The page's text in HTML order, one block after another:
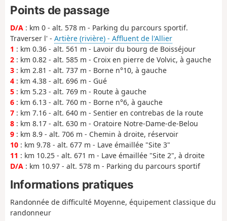
Points de passage
D/A : km 0 - alt. 578 m - Parking du parcours sportif.
Traverser l' - Artière (rivière) - Affluent de l'Allier
1 : km 0.36 - alt. 561 m - Lavoir du bourg de Boisséjour
2 : km 0.82 - alt. 585 m - Croix en pierre de Volvic, à gauche
3 : km 2.81 - alt. 737 m - Borne n°10, à gauche
4 : km 4.38 - alt. 696 m - Gué
5 : km 5.23 - alt. 769 m - Route à gauche
6 : km 6.13 - alt. 760 m - Borne n°6, à gauche
7 : km 7.16 - alt. 640 m - Sentier en contrebas de la route
8 : km 8.17 - alt. 630 m - Oratoire Notre-Dame-de-Belou
9 : km 8.9 - alt. 706 m - Chemin à droite, réservoir
10 : km 9.78 - alt. 677 m - Lave émaillée "Site 3"
11 : km 10.25 - alt. 671 m - Lave émaillée "Site 2", à droite
D/A : km 10.97 - alt. 578 m - Parking du parcours sportif
Informations pratiques
Randonnée de difficulté Moyenne, équipement classique du
randonneur